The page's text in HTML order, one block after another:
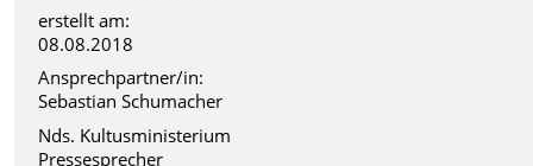
erstellt am:
08.08.2018
Ansprechpartner/in:
Sebastian Schumacher
Nds. Kultusministerium
Pressesprecher